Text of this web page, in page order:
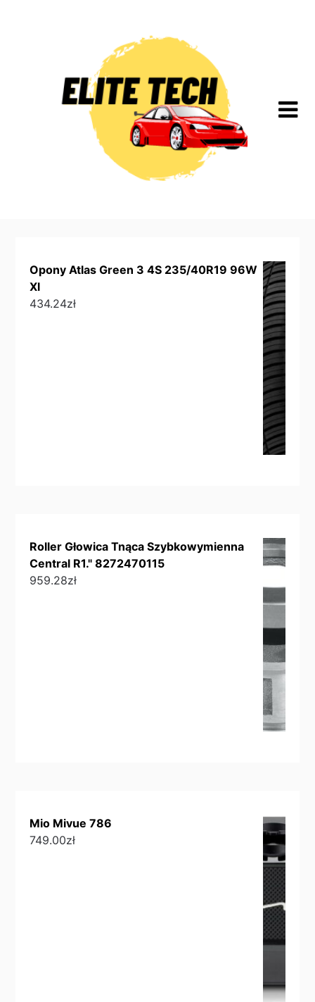
Opony Atlas Green 3 4S 235/40R19 96W
Xl
434.24zł
Roller Głowica Tnąca Szybkowymienna
Central R1." 8272470115
959.28zł
Mio Mivue 786
749.00zł